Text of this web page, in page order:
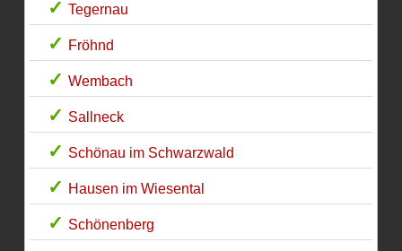
Tegernau
Fröhnd
Wembach
Sallneck
Schönau im Schwarzwald
Hausen im Wiesental
Schönenberg